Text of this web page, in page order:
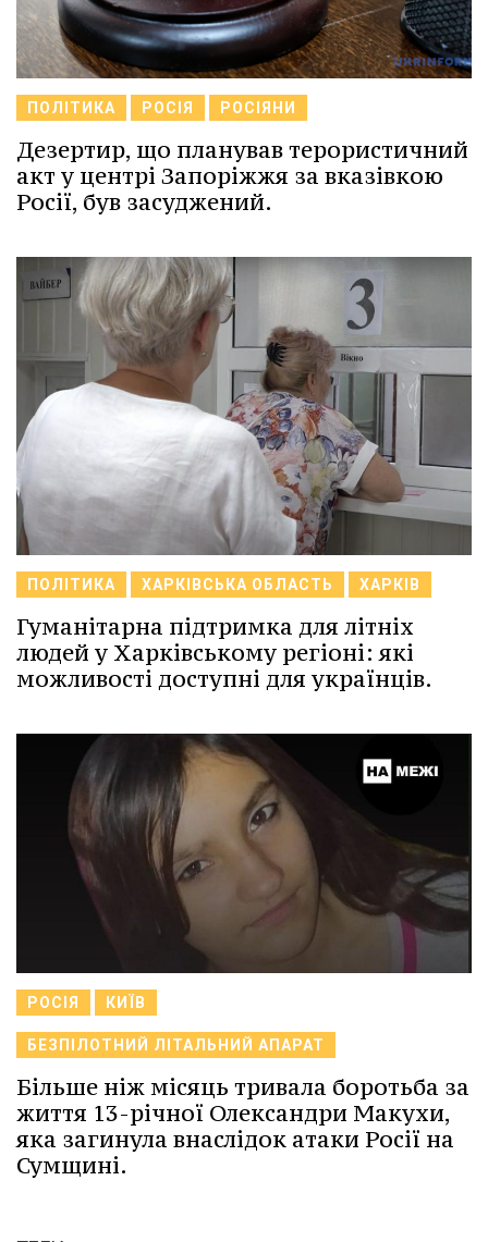
ПОЛІТИКА РОСІЯ РОСІЯНИ
Дезертир, що планував терористичний
акт у центрі Запоріжжя за вказівкою
Росії, був засуджений.
ПОЛІТИКА ХАРКІВСЬКА ОБЛАСТЬ ХАРКІВ
Гуманітарна підтримка для літніх
людей у Харківському регіоні: які
можливості доступні для українців.
РОСІЯ КИЇВ
БЕЗПІЛОТНИЙ ЛІТАЛЬНИЙ АПАРАТ
Більше ніж місяць тривала боротьба за
життя 13-річної Олександри Макухи,
яка загинула внаслідок атаки Росії на
Сумщині.